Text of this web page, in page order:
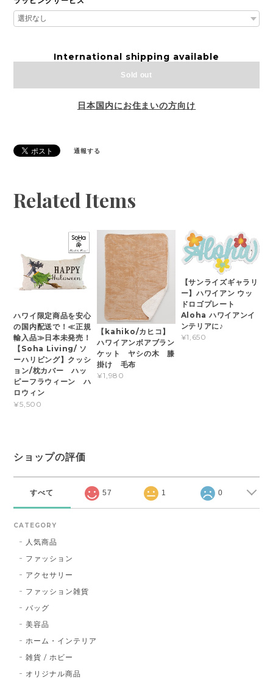
International shipping available
Sold out
日本国内にお住まいの方向け
通報する
Related Items
ハワイ限定商品を安心
の国内配送で！≪正規
輸入品≫日本未発売！
【Soha Living/ ソ
ーハリビング】クッシ
ョン/枕カバー ハッ
ピーフラウィーン ハ
ロウィン
¥5,500
【kahiko/カヒコ】
ハワイアンボアブラン
ケット ヤシの木 膝
掛け 毛布
¥1,980
【サンライズギャラリ
ー】ハワイアン ウッ
ドロゴプレート
Aloha ハワイアンイ
ンテリアに♪
¥1,650
ショップの評価
すべて 57 1 0
CATEGORY
人気商品
ファッション
アクセサリー
ファッション雑貨
バッグ
美容品
ホーム・インテリア
雑貨 / ホビー
オリジナル商品